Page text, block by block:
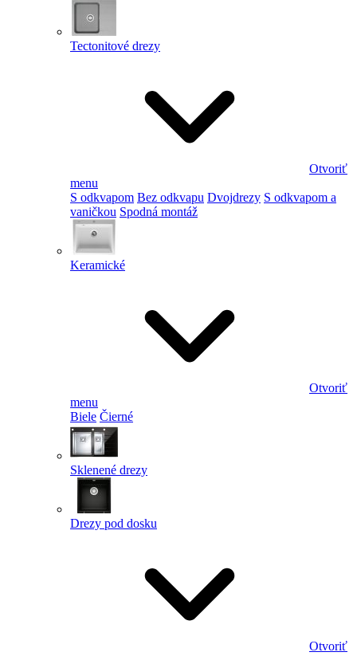
Tectonitové drezy
Otvoriť
menu
S odkvapom Bez odkvapu Dvojdrezy S odkvapom a
vaničkou Spodná montáž
Keramické
Otvoriť
menu
Biele Čierné
Sklenené drezy
Drezy pod dosku
Otvoriť